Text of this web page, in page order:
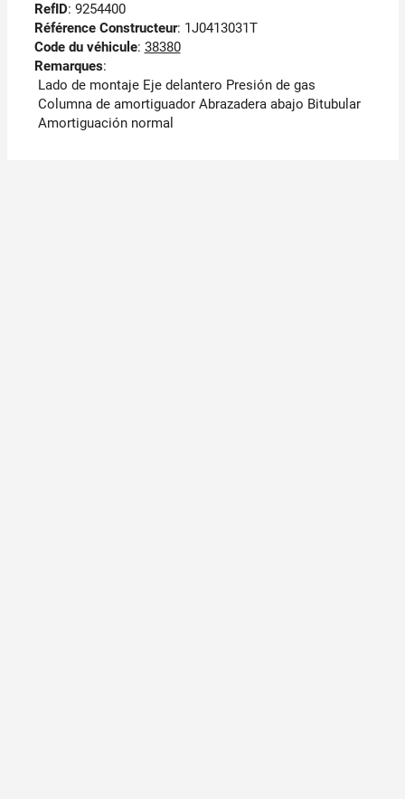
RefID: 9254400
Référence Constructeur: 1J0413031T
Code du véhicule: 38380
Remarques:
Lado de montaje Eje delantero Presión de gas
Columna de amortiguador Abrazadera abajo Bitubular
Amortiguación normal